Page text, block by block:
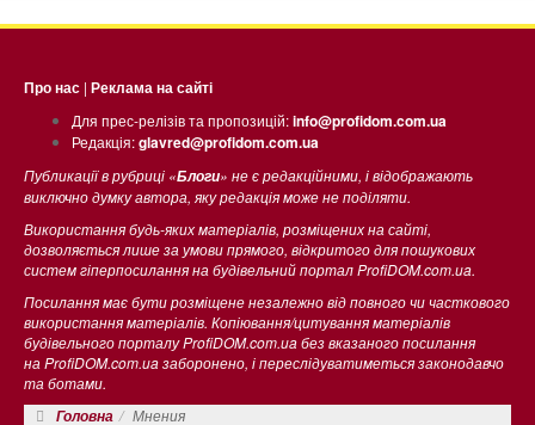
Про нас | Реклама на сайті
Для прес-релізів та пропозицій:info@profidom.com.ua
Редакція:glavred@profidom.com.ua
Публикації в рубриці «Блоги» не є редакційними, і відображають
виключно думку автора, яку редакція може не поділяти.
Використання будь-яких матеріалів, розміщених на сайті,
дозволяється лише за умови прямого, відкритого для пошукових
систем гіперпосилання на будівельний портал ProfiDOM.com.ua.
Посилання має бути розміщене незалежно від повного чи часткового
використання матеріалів. Копіювання/цитування матеріалів
будівельного порталу ProfiDOM.com.ua без вказаного посилання
на ProfiDOM.com.ua заборонено, і переслідуватиметься законодавчо
та ботами.
Головна
Мнения